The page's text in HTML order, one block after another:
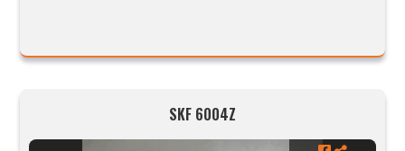
SKF 6004Z